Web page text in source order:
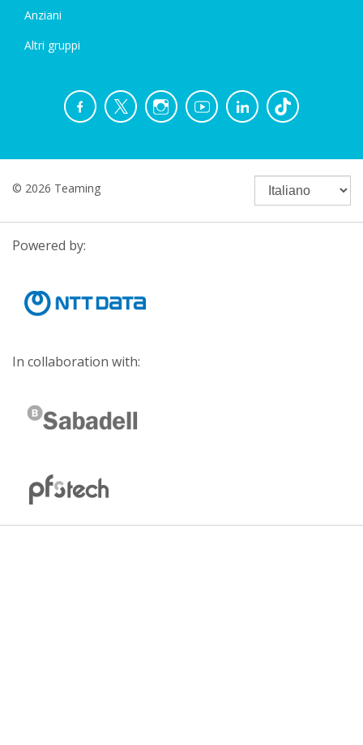
Anziani
Altri gruppi
© 2026 Teaming
Powered by:
In collaboration with: